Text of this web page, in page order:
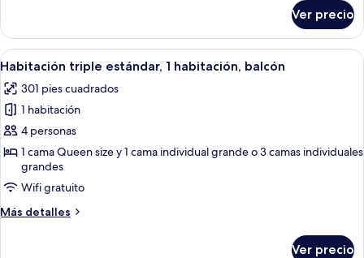
individual
estándar,
1
balcón
Ver precio
Abrir
todas
las
fotos
de
Habitación
triple
estándar,
1
Una habitación de hotel con cama,
3
Habitación triple estándar, 1 habitación, balcón
301 pies cuadrados
1 habitación
4 personas
1 cama Queen size y 1 cama individual grande o 3 camas individuales
grandes
Wifi gratuito
Más detalles
Más
Ver precio